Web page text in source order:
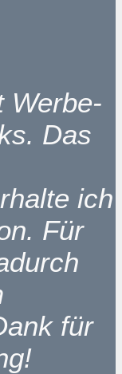
Werbe-
Das
ich
Für
für